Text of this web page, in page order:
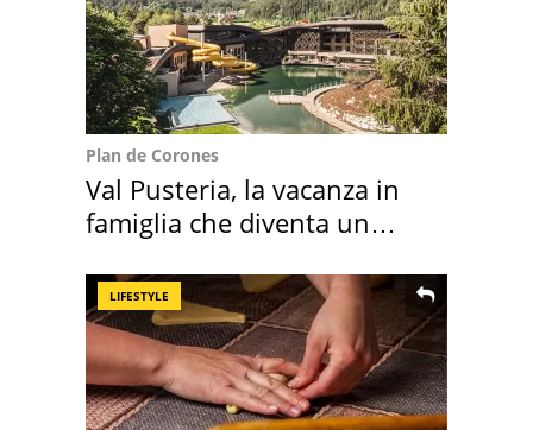
Plan de Corones
Val Pusteria, la vacanza in
famiglia che diventa un
LIFESTYLE